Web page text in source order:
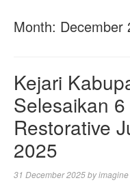
Month: December
Kejari
Selesaikan
Restorative
2025
31 December 2025byimagine